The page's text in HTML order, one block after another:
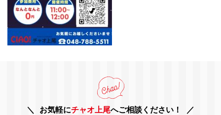
お気軽にチャオ上尾へご相談ください！